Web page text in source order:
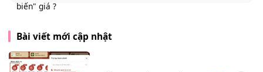
Bài viết mới cập nhật